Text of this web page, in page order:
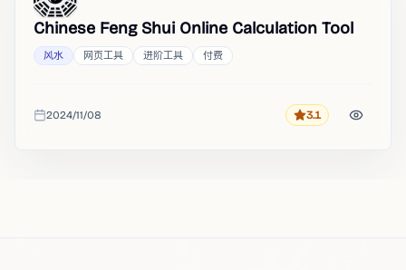
Chinese Feng Shui Online Calculation Tool
风水 网页工具 进阶工具 付费
收录时间
2024/11/08 评分3.1